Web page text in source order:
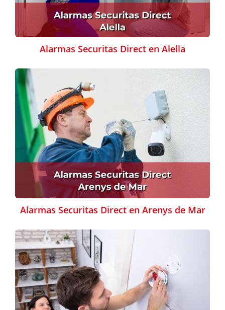
Alarmas Securitas Direct en Alella
Alarmas Securitas Direct en Arenys de Mar